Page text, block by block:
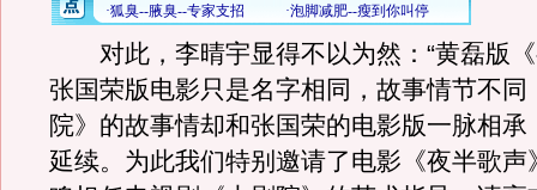
对此，李晴宇显得不以为然：“黄磊版《
张国荣版电影只是名字相同，故事情节不同
院》的故事情却和张国荣的电影版一脉相承
延续。为此我们特别邀请了电影《夜半歌声